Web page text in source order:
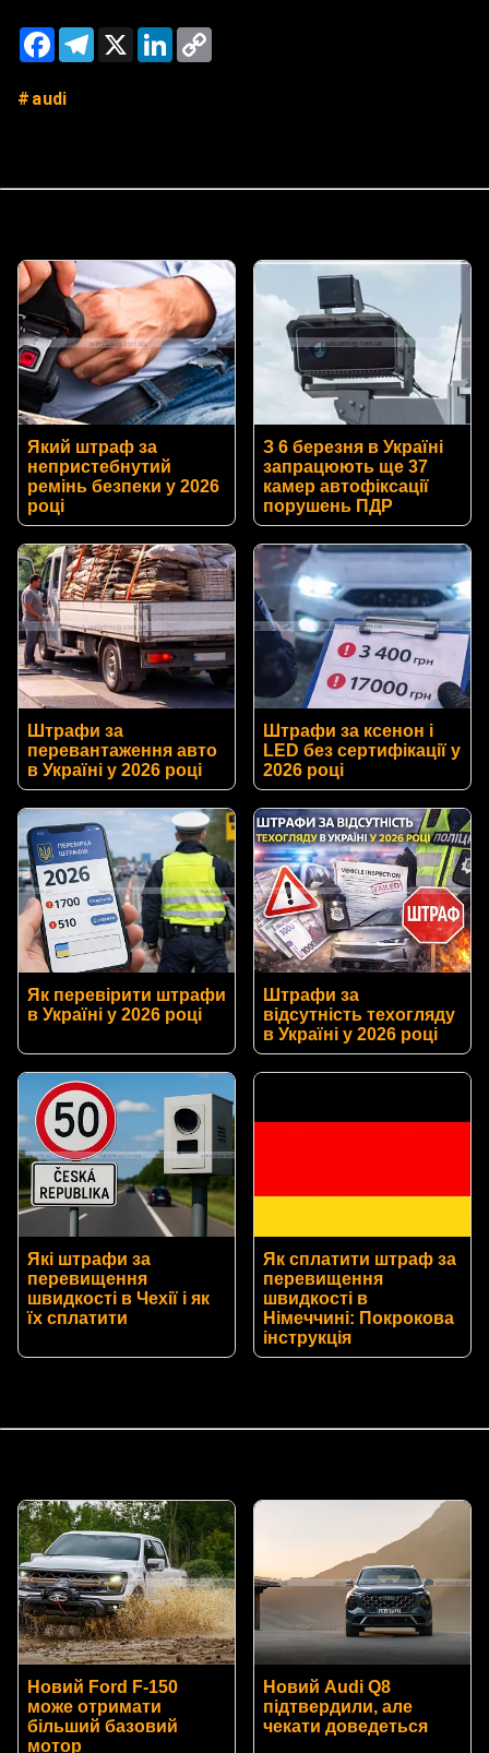
FacebookTelegram
X LinkedIn
audi
Який штраф за
непристебнутий
ремінь безпеки у 2026
році
З 6 березня в Україні
запрацюють ще 37
камер автофіксації
порушень ПДР
Штрафи за
перевантаження авто
в Україні у 2026 році
Штрафи за ксенон і
LED без сертифікації у
2026 році
Як перевірити штрафи
в Україні у 2026 році
Штрафи за
відсутність техогляду
в Україні у 2026 році
Які штрафи за
перевищення
швидкості в Чехії і як
їх сплатити
Як сплатити штраф за
перевищення
швидкості в
Німеччині: Покрокова
інструкція
Новий Ford F-150
може отримати
більший базовий
мотор
Новий Audi Q8
підтвердили, але
чекати доведеться